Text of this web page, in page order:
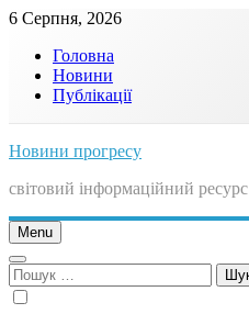
Skip
content
6 Серпня, 2026
Головна
Новини
Публікації
Новини прогресу
світовий інформаційний ресурс
Menu
Пошук: